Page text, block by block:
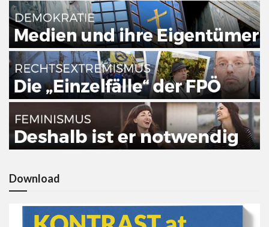
Download